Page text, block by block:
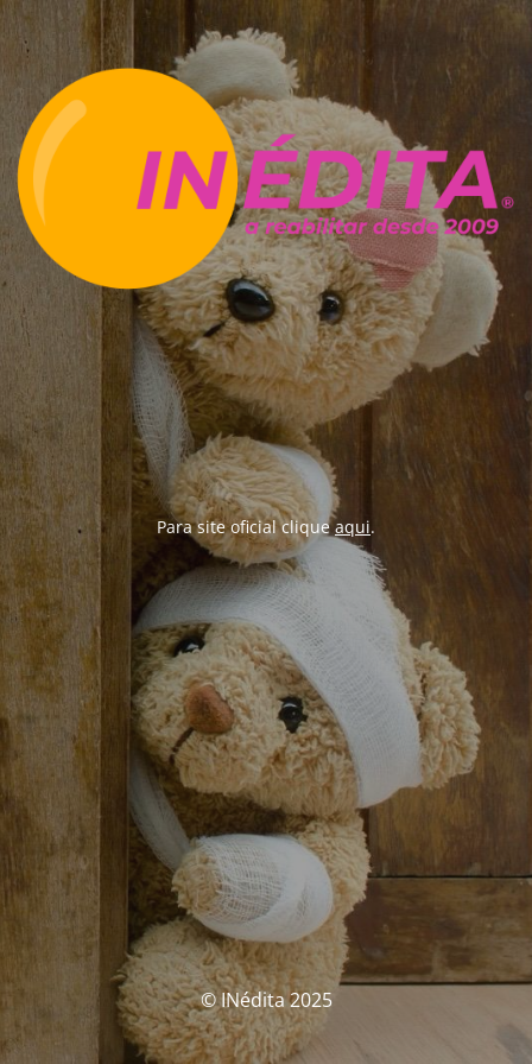
Para site oficial cliqueaqui.
© INédita 2025